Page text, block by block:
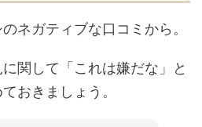
ネガティブな口コミから。
関して「これは嫌だな」と
おきましょう。